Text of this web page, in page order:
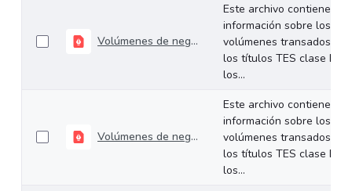
Volúmenes de negociación del 30 de junio al 03 de julio de 2026
Este archivo contiene
información sobre los
volúmenes transados de
los títulos TES clase B en
los...
Volúmenes de negociación del 22 al 26 de junio de 2026
Este archivo contiene
información sobre los
volúmenes transados de
los títulos TES clase B en
los...